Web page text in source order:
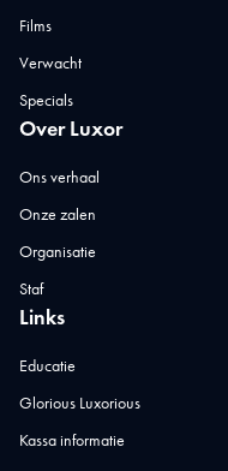
Films
Verwacht
Specials
Over Luxor
Ons verhaal
Onze zalen
Organisatie
Staf
Links
Educatie
Glorious Luxorious
Kassa informatie